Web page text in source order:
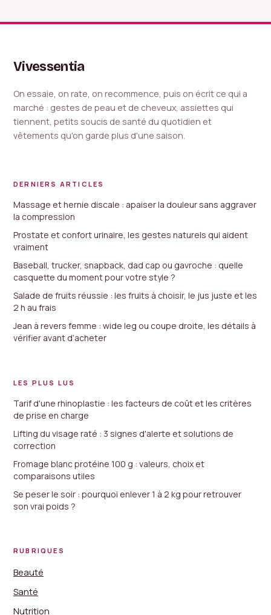
indispensables
Vivessentia
On essaie, on rate, on recommence, puis on écrit ce qui a
marché : gestes de peau et de cheveux, assiettes qui
tiennent, petits soucis de santé du quotidien et
vêtements qu'on garde plus d'une saison.
DERNIERS ARTICLES
Massage et hernie discale : apaiser la douleur sans aggraver
la compression
Prostate et confort urinaire, les gestes naturels qui aident
vraiment
Baseball, trucker, snapback, dad cap ou gavroche : quelle
casquette du moment pour votre style ?
Salade de fruits réussie : les fruits à choisir, le jus juste et les
2 h au frais
Jean à revers femme : wide leg ou coupe droite, les détails à
vérifier avant d’acheter
LES PLUS LUS
Tarif d'une rhinoplastie : les facteurs de coût et les critères
de prise en charge
Lifting du visage raté : 3 signes d'alerte et solutions de
correction
Fromage blanc protéine 100 g : valeurs, choix et
comparaisons utiles
Se peser le soir : pourquoi enlever 1 à 2 kg pour retrouver
son vrai poids ?
RUBRIQUES
Beauté
Santé
Nutrition